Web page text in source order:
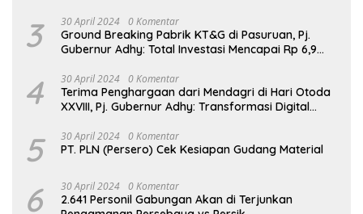
3 30 April 2024 0 Komentar
Ground Breaking Pabrik KT&G di Pasuruan, Pj.
Gubernur Adhy: Total Investasi Mencapai Rp 6,9
4 30 April 2024 0 Komentar
Terima Penghargaan dari Mendagri di Hari Otoda
XXVIII, Pj. Gubernur Adhy: Transformasi Digital
Keberhasilan Jatim
5 30 April 2024 0 Komentar
PT. PLN (Persero) Cek Kesiapan Gudang Material
6 30 April 2024 0 Komentar
2.641 Personil Gabungan Akan di Terjunkan